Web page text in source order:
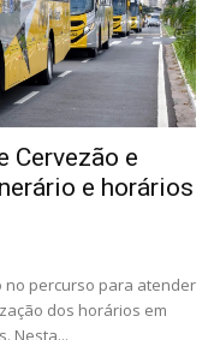
Cervezão e
e horários
no percurso para atender
dos horários em
Nesta...